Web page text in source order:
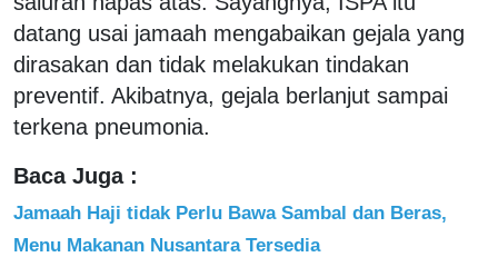
datang usai jamaah mengabaikan gejala yang
dirasakan dan tidak melakukan tindakan
preventif. Akibatnya, gejala berlanjut sampai
terkena pneumonia.
Baca Juga :
Jamaah Haji tidak Perlu Bawa Sambal dan Beras,
Menu Makanan Nusantara Tersedia